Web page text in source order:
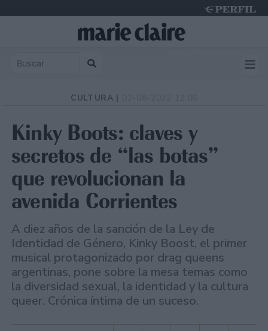
CULTURA |
Kinky Boots: claves y
secretos de “las botas”
que revolucionan la
avenida Corrientes
A diez años de la sanción de la Ley de
Identidad de Género, Kinky Boost, el primer
musical protagonizado por drag queens
argentinas, pone sobre la mesa temas como
la diversidad sexual, la identidad y la cultura
queer. Crónica íntima de un suceso.